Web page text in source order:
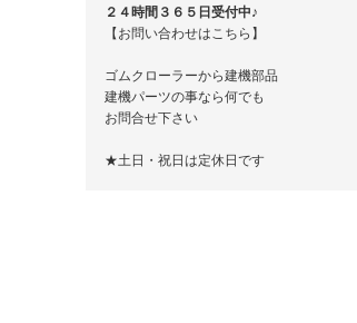
２４時間３６５日受付中♪
【お問い合わせはこちら】
ゴムクローラーから建機部品
建機パーツの事なら何でも
お問合せ下さい
★土日・祝日は定休日です